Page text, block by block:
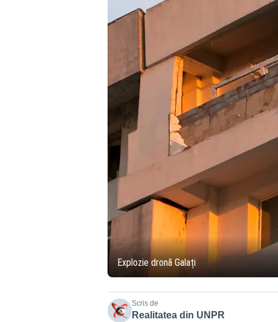
Explozie dronă Galați
Scris de
Realitatea din UNPR